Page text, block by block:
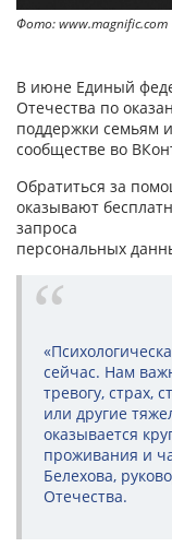
Фото: www.magnific.com
В июне Единый
Отечества по
поддержки семьям
сообществе во
Обратиться за
оказывают
запроса
персональных
сейчас. Нам
тревогу, страх,
или другие
оказывается
проживания и
Белехова,
Отечества.